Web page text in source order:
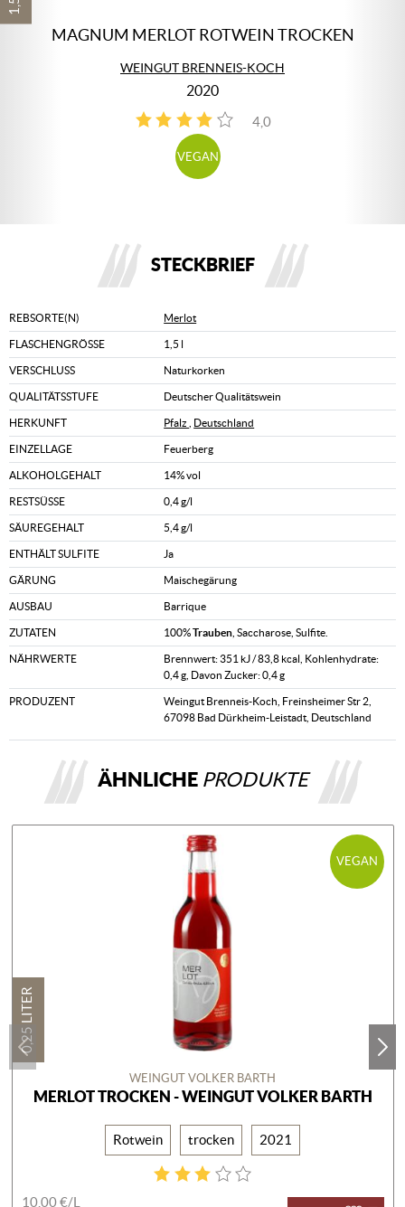
MAGNUM MERLOT ROTWEIN TROCKEN
WEINGUT BRENNEIS-KOCH
2020
4,0
3
VEGAN
STECKBRIEF
REBSORTE(N) Merlot
FLASCHENGRÖSSE 1,5 l
VERSCHLUSS Naturkorken
QUALITÄTSSTUFE Deutscher Qualitätswein
HERKUNFT Pfalz Deutschland
EINZELLAGE Feuerberg
ALKOHOLGEHALT 14% vol
RESTSÜSSE 0,4 g/l
SÄUREGEHALT 5,4 g/l
ENTHÄLT SULFITE Ja
GÄRUNG Maischegärung
AUSBAU Barrique
ZUTATEN 100%Trauben , Saccharose, Sulfite.
NÄHRWERTE
Brennwert: 351 kJ / 83,8 kcal, Kohlenhydrate:
0,4 g, Davon Zucker: 0,4 g
PRODUZENT
Weingut Brenneis-Koch, Freinsheimer Str 2,
67098 Bad Dürkheim-Leistadt, Deutschland
ÄHNLICHE PRODUKTE
VEGAN
0,25 LITER
WEINGUT VOLKER BARTH
MERLOT TROCKEN - WEINGUT VOLKER BARTH
Rotwein trocken 2021
10,00 €/L